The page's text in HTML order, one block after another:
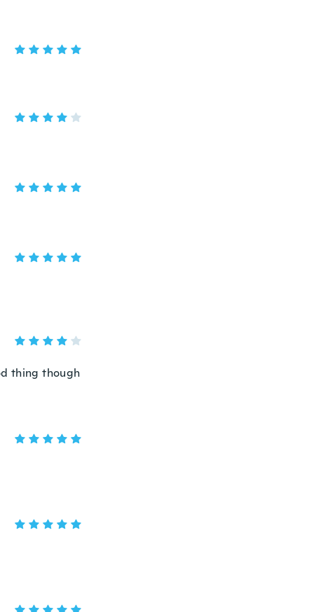
thing though